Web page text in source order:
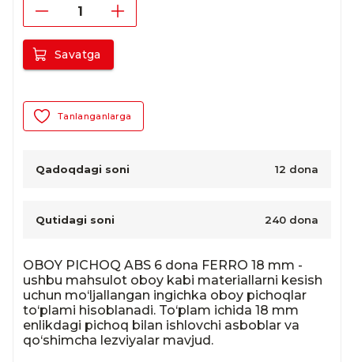
Savatga
Tanlanganlarga
Qadoqdagi soni 12 dona
Qutidagi soni 240 dona
OBOY PICHOQ ABS 6 dona FERRO 18 mm -
ushbu mahsulot oboy kabi materiallarni kesish
uchun mo‘ljallangan ingichka oboy pichoqlar
to‘plami hisoblanadi. To‘plam ichida 18 mm
enlikdagi pichoq bilan ishlovchi asboblar va
qo‘shimcha lezviyalar mavjud.